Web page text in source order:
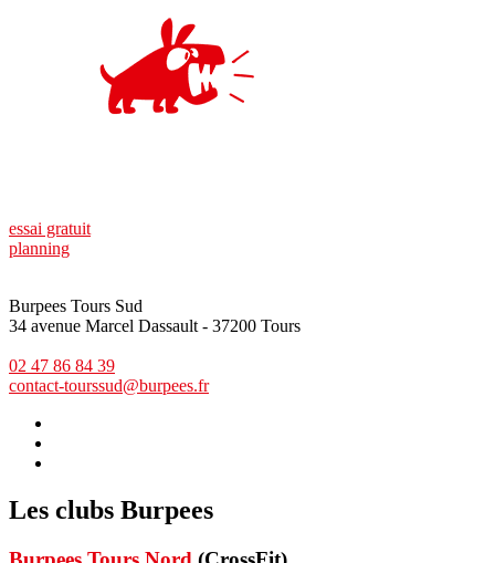
essai gratuit
planning
Burpees Tours Sud
34 avenue Marcel Dassault - 37200 Tours
02 47 86 84 39
contact-tourssud@burpees.fr
Les clubs Burpees